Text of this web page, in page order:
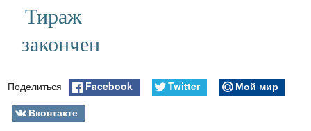
Тираж
закончен
Поделиться Facebook Twitter
Мой мир
Вконтакте